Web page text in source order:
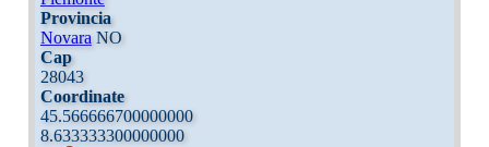
Provincia
NovaraNO
Cap
28043
Coordinate
45.566666700000000
8.633333300000000